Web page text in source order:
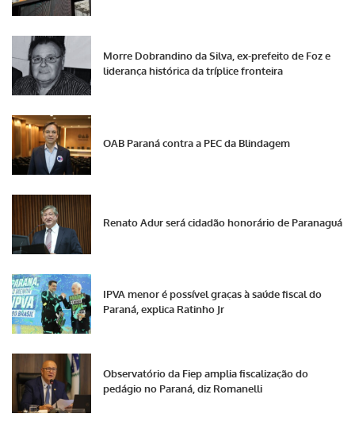
Morre Dobrandino da Silva, ex-prefeito de Foz e
liderança histórica da tríplice fronteira
OAB Paraná contra a PEC da Blindagem
Renato Adur será cidadão honorário de Paranaguá
IPVA menor é possível graças à saúde fiscal do
Paraná, explica Ratinho Jr
Observatório da Fiep amplia fiscalização do
pedágio no Paraná, diz Romanelli